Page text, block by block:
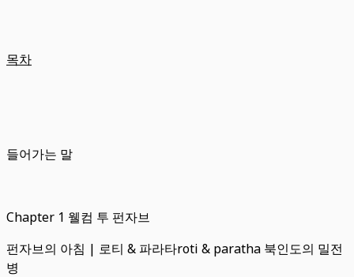
목차
들어가는 말
Chapter 1 웰컴 투 펀자브
펀자브의 아침 | 로티 & 파라타roti & paratha 북인도의 밀전
병